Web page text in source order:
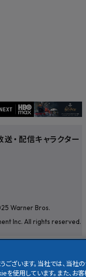
送・ 配信キャラクター
Warner Bros.
Inc. All rights reserved.
ざいます。当社では、当社の
使用しています。また、お